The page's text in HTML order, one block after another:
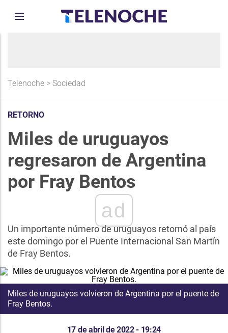
Telenoche > Sociedad
RETORNO
Miles de uruguayos
regresaron de Argentina
por Fray Bentos
ad
Un importante número de uruguayos retornó al país
este domingo por el Puente Internacional San Martín
de Fray Bentos.
Miles de uruguayos volvieron de Argentina por el puente de
Fray Bentos.
17 de abril de 2022 - 19:24